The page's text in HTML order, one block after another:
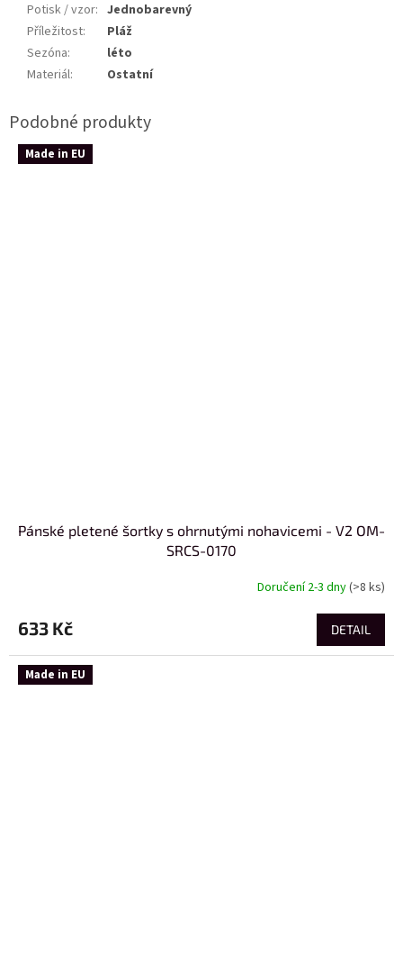
Potisk / vzor: Jednobarevný
Příležitost:
Pláž
Sezóna:
léto
Materiál: Ostatní
Made in EU
Pánské pletené šortky s ohrnutými nohavicemi - V2 OM-
SRCS-0170
Doručení 2-3 dny(>8 ks)
633 Kč DETAIL
Made in EU